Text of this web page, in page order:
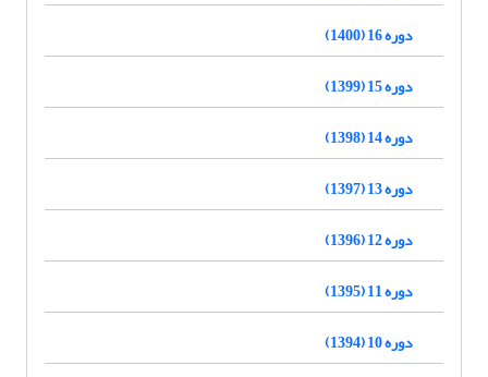
دوره 16 (1400)
دوره 15 (1399)
دوره 14 (1398)
دوره 13 (1397)
دوره 12 (1396)
دوره 11 (1395)
دوره 10 (1394)